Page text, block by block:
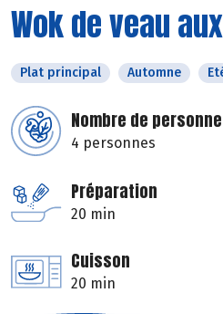
Wok de veau
Plat principal Automne
Nombre de
4 personnes
Préparation
20 min
Cuisson
20 min